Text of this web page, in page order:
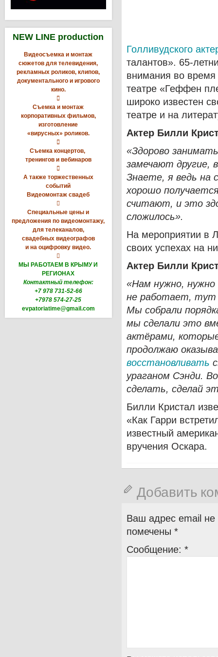
NEW LINE production
Видеосъемка и монтаж
сюжетов для телевидения,
рекламных роликов, клипов,
документального и игрового
кино.

Съемка и монтаж
корпоративных фильмов,
изготовление
«вирусных» роликов.

Съемка концертов,
тренингов и вебинаров

А также торжественных
событий
Видеомонтаж свадеб

Специальные цены и
предложения по видеомонтажу,
для телеканалов,
свадебных видеографов
и на оцифровку видео.

МЫ РАБОТАЕМ В КРЫМУ И
РЕГИОНАХ
Контактный телефон:
+7 978 731-52-66
+7978 574-27-25
evpatoriatime@gmail.com
Голливудского
талантов». 65-
внимания во время
театре «Геффен
широко известен
театре и на
Актер Билли
«Здорово
замечают другие,
Знаете, я ведь на
хорошо
считают, и это
сложилось».
На мероприятии в
своих успехах на
Актер Билли
«Нам нужно,
не работает, тут
Мы собрали
мы сделали это
актёрами,
продолжаю
восстановливать
ураганом Сэнди.
сделать, сделай
Билли Кристал
«Как Гарри
известный
вручения Оскара.
Добавить
Ваш адрес email не
помечены *
Сообщение: *